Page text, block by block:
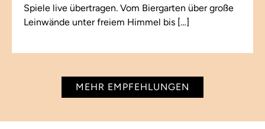
Spiele live übertragen. Vom Biergarten über große
Leinwände unter freiem Himmel bis […]
MEHR EMPFEHLUNGEN